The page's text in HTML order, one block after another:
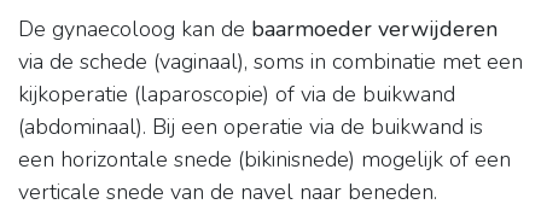
De gynaecoloog kan de baarmoeder verwijderen
via de schede (vaginaal), soms in combinatie met een
kijkoperatie (laparoscopie) of via de buikwand
(abdominaal). Bij een operatie via de buikwand is
een horizontale snede (bikinisnede) mogelijk of een
verticale snede van de navel naar beneden.